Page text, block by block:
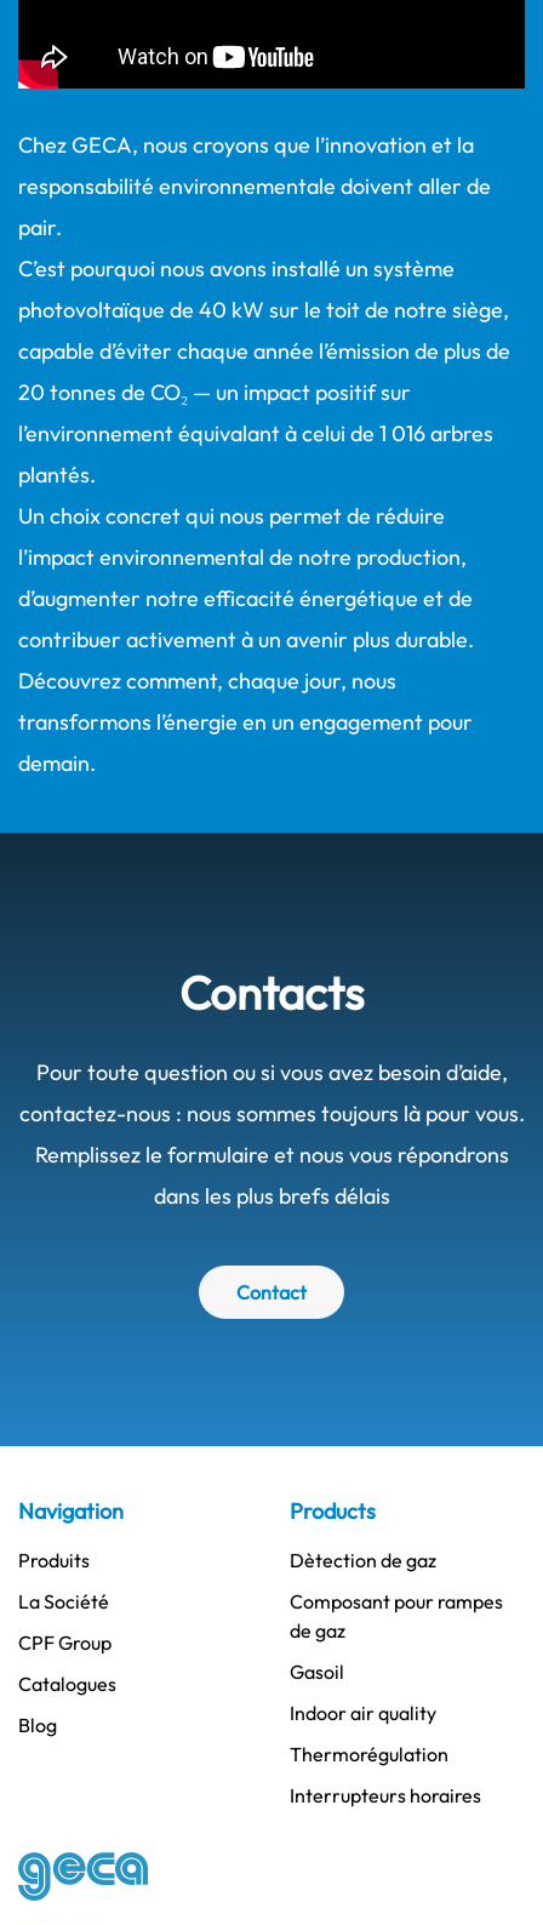
Chez GECA, nous croyons que l’innovation et la
responsabilité environnementale doivent aller de
pair.
C’est pourquoi nous avons installé un système
photovoltaïque de 40 kW sur le toit de notre siège,
capable d’éviter chaque année l’émission de plus de
20 tonnes de CO₂ — un impact positif sur
l’environnement équivalant à celui de 1 016 arbres
plantés.
Un choix concret qui nous permet de réduire
l’impact environnemental de notre production,
d’augmenter notre efficacité énergétique et de
contribuer activement à un avenir plus durable.
Découvrez comment, chaque jour, nous
transformons l’énergie en un engagement pour
demain.
Contacts
Pour toute question ou si vous avez besoin d’aide,
contactez-nous : nous sommes toujours là pour vous.
Remplissez le formulaire et nous vous répondrons
dans les plus brefs délais
Contact
Navigation
Produits
La Société
CPF Group
Catalogues
Blog
Products
Dètection de gaz
Composant pour rampes
de gaz
Gasoil
Indoor air quality
Thermorégulation
Interrupteurs horaires